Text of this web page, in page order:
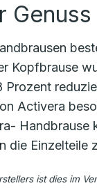
Genuss
Kopfbrause
Prozent
Activera
Handbrause
die Einzelteile
ist dies im